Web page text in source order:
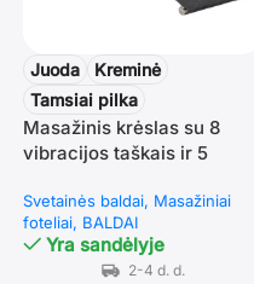
Juoda
Kreminė
Tamsiai pilka
Masažinis krėslas su 8
vibracijos taškais ir 5
Svetainės baldai Masažiniai
foteliai BALDAI
Yra sandėlyje